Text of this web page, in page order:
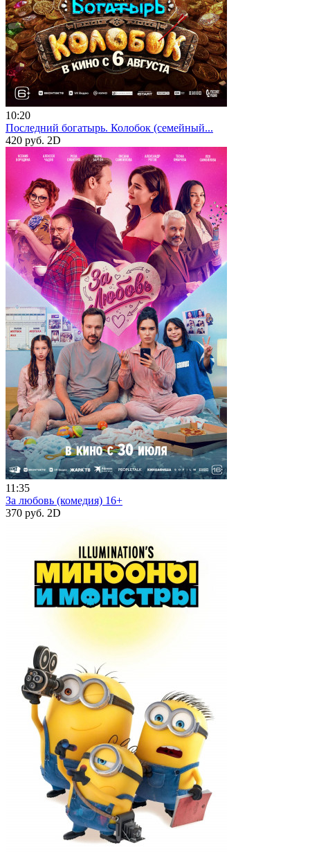
10:20
Последний богатырь. Колобок (семейный...
420 руб. 2D
11:35
За любовь (комедия) 16+
370 руб. 2D